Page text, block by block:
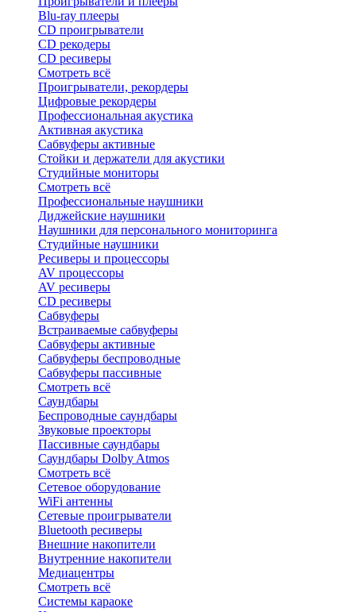
Blu-ray плееры
CD проигрыватели
CD рекодеры
CD ресиверы
Смотреть всё
Проигрыватели, рекордеры
Цифровые рекордеры
Профессиональная акустика
Активная акустика
Сабвуферы активные
Стойки и держатели для акустики
Студийные мониторы
Смотреть всё
Профессиональные наушники
Диджейские наушники
Наушники для персонального мониторинга
Студийные наушники
Ресиверы и процессоры
AV процессоры
AV ресиверы
CD ресиверы
Сабвуферы
Встраиваемые сабвуферы
Сабвуферы активные
Сабвуферы беспроводные
Сабвуферы пассивные
Смотреть всё
Саундбары
Беспроводные саундбары
Звуковые проекторы
Пассивные саундбары
Саундбары Dolby Atmos
Смотреть всё
Сетевое оборудование
WiFi антенны
Сетевые проигрыватели
Bluetooth ресиверы
Внешние накопители
Внутренние накопители
Медиацентры
Смотреть всё
Системы караоке